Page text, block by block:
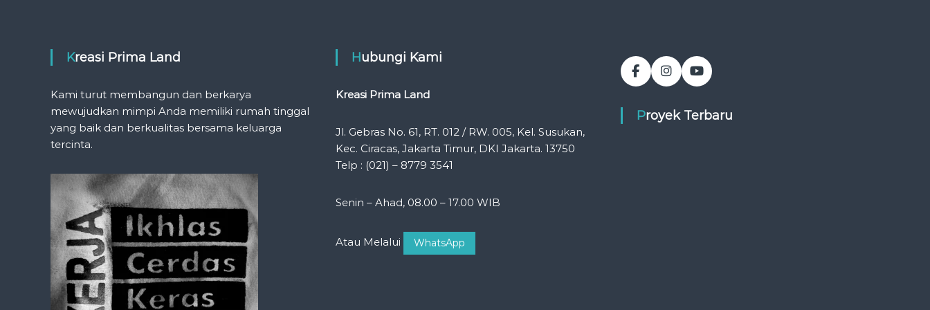
Kreasi Prima Land
Kami turut membangun dan berkarya
mewujudkan mimpi Anda memiliki rumah tinggal
yang baik dan berkualitas bersama keluarga
tercinta.
Hubungi Kami
Kreasi Prima Land
Jl. Gebras No. 61, RT. 012 / RW. 005, Kel. Susukan,
Kec. Ciracas, Jakarta Timur, DKI Jakarta. 13750
Telp : (021) – 8779 3541
Senin – Ahad, 08.00 – 17.00 WIB
Atau Melalui WhatsApp
Proyek Terbaru